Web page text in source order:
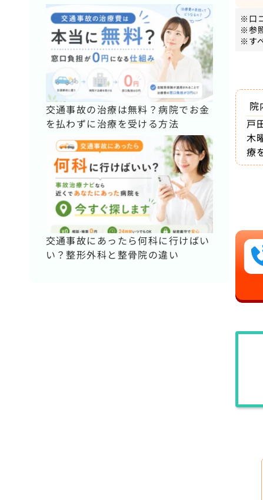
※口
※参
※す
院
戸
木
療
交通事故の治療は無料？病院でお金
を払わずに治療を受ける方法
交通事故にあったら何科に行けばい
い？整形外科と整骨院の違い